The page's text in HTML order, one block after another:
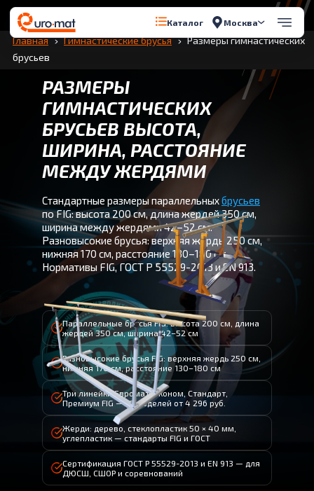
Каталог Москва
Перейти к содержимому
Главная Гимнастические брусья
Размеры гимнастических
брусьев
РАЗМЕРЫ
ГИМНАСТИЧЕСКИХ
БРУСЬЕВ ВЫСОТА,
ШИРИНА, РАССТОЯНИЕ
МЕЖДУ ЖЕРДЯМИ
Стандартные размеры параллельныхбрусьев
по FIG: высота 200 см, длина жердей 350 см,
ширина между жердями 42–52 см.
Разновысокие брусья: верхняя жердь 250 см,
нижняя 170 см, расстояние 130–180 см.
Нормативы FIG, ГОСТ Р 55529-2013 и EN 913.
Параллельные брусья FIG: высота 200 см, длина
жердей 350 см, ширина 42–52 см
Разновысокие брусья FIG: верхняя жердь 250 см,
нижняя 170 см, расстояние 130–180 см
Три линейки Евромат: Эконом, Стандарт,
Премиум FIG — 13 моделей от 4 296 руб.
Жерди: дерево, стеклопластик 50 × 40 мм,
углепластик — стандарты FIG и ГОСТ
Сертификация ГОСТ Р 55529-2013 и EN 913 — для
ДЮСШ, СШОР и соревнований